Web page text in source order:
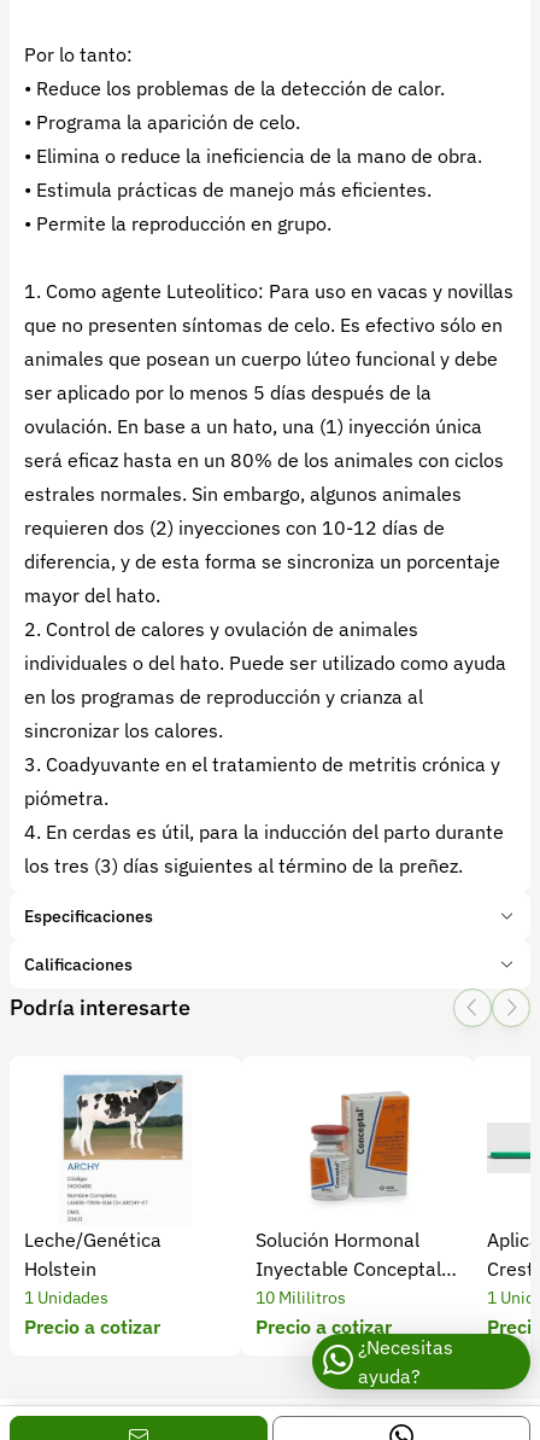
Por lo tanto:
• Reduce los problemas de la detección de calor.
• Programa la aparición de celo.
• Elimina o reduce la ineficiencia de la mano de obra.
• Estimula prácticas de manejo más eficientes.
• Permite la reproducción en grupo.
1. Como agente Luteolitico: Para uso en vacas y novillas
que no presenten síntomas de celo. Es efectivo sólo en
animales que posean un cuerpo lúteo funcional y debe
ser aplicado por lo menos 5 días después de la
ovulación. En base a un hato, una (1) inyección única
será eficaz hasta en un 80% de los animales con ciclos
estrales normales. Sin embargo, algunos animales
requieren dos (2) inyecciones con 10-12 días de
diferencia, y de esta forma se sincroniza un porcentaje
mayor del hato.
2. Control de calores y ovulación de animales
individuales o del hato. Puede ser utilizado como ayuda
en los programas de reproducción y crianza al
sincronizar los calores.
3. Coadyuvante en el tratamiento de metritis crónica y
piómetra.
4. En cerdas es útil, para la inducción del parto durante
los tres (3) días siguientes al término de la preñez.
Especificaciones
Marca:
Zoetis
Tipo de producto:Insumo
Subcategoría:Hormonales
Calificaciones
1 Star
2 Star
3 Star4 Star
0 calificaciones
5 Estrellas
4 Estrellas
3 Estrellas
0 %
2 Estrellas
1 Estrellas
Podría interesarte
Leche/Genética
Holstein
1 Unidades
Precio a cotizar
Solución Hormonal
Inyectable Conceptal x
10 Ml
10 Mililitros
Precio a cotizar
1
¿Necesitas
ayuda?